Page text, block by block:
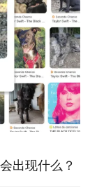
出现什么？